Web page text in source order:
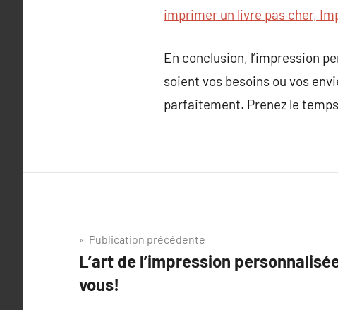
imprimer un livre pas cher,
En conclusion, l’impression
soient vos besoins ou vos
parfaitement. Prenez le
Navigation
de
l’article
Publication précédente
L’art de l’impression
vous!